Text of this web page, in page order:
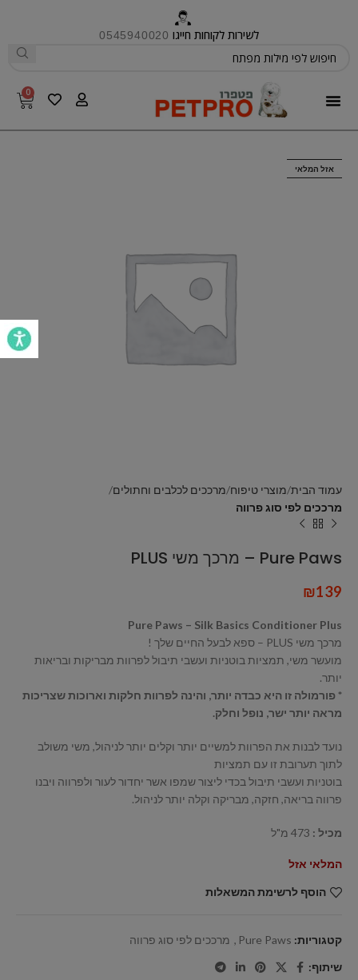
לשירות לקוחות חייגו 0545940020
0
אזל המלאי
עמוד הבית מוצרי טיפוח מרככים לכלבים וחתולים
מרככים לפי סוג פרווה
Pure Paws – מרכך משי PLUS
₪139
Pure Paws – Silk Basics Conditioner Plus
מרכך משי PLUS – ספא לבעל החיים שלך !
מועשר משי, תמציות בוטניות ועשבי תיבול לפרוות מבריקות ובריאות
יותר.
* פורמולה זו היא כבדה יותר, והינה לפרוות חלקות וארוכות שצריכות
מראה יותר ישר, נופל וחלק.
נועד לבנות את הפרוות למשיים יותר וקלים יותר לניהול, משי משולב
לתוך תערובת זו עם תמציות
בוטניות ועשבי תיבול בכדי ליצור שמפו אשר יחדור לעור ולפרווה ויבנו
פרווה בריאה, חזקה, מבריקה וקלה יותר לניהול.
מכיל :
המלאי אזל
הוסף לרשימת המשאלות
קטגוריות: Pure Paws
, מרככים לפי סוג פרווה
שיתוף: